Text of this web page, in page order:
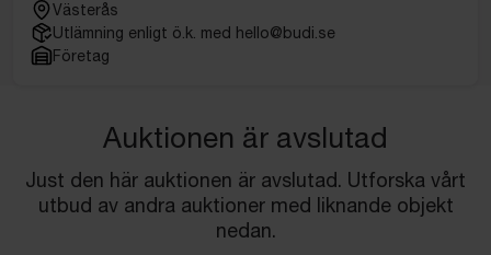
Västerås
Utlämning enligt ö.k. med hello@budi.se
Företag
Auktionen är avslutad
Just den här auktionen är avslutad. Utforska vårt
utbud av andra auktioner med liknande objekt
nedan.